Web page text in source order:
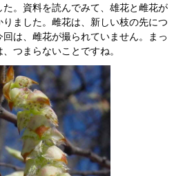
。資料を読んでみて、雄花と雌花が
ました。雌花は、新しい枝の先につ
は、雌花が撮られていません。まっ
つまらないことですね。